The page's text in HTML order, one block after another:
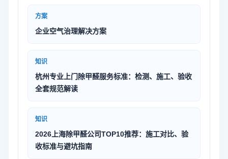
方案
企业空气治理解决方案
知识
杭州专业上门除甲醛服务标准：检测、施工、验收
全套规范解读
知识
2026上海除甲醛公司TOP10推荐：施工对比、验
收标准与避坑指南